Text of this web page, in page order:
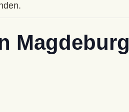
Magdeburg